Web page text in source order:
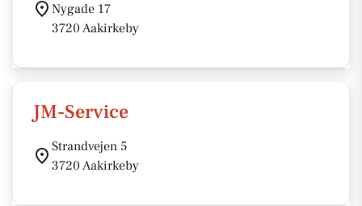
Nygade 17
3720 Aakirkeby
JM-Service
Strandvejen 5
3720 Aakirkeby